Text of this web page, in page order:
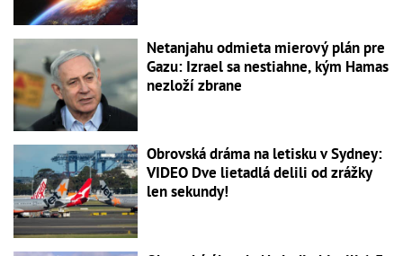
Netanjahu odmieta mierový plán pre
Gazu: Izrael sa nestiahne, kým Hamas
nezloží zbrane
Obrovská dráma na letisku v Sydney:
VIDEO Dve lietadlá delili od zrážky
len sekundy!